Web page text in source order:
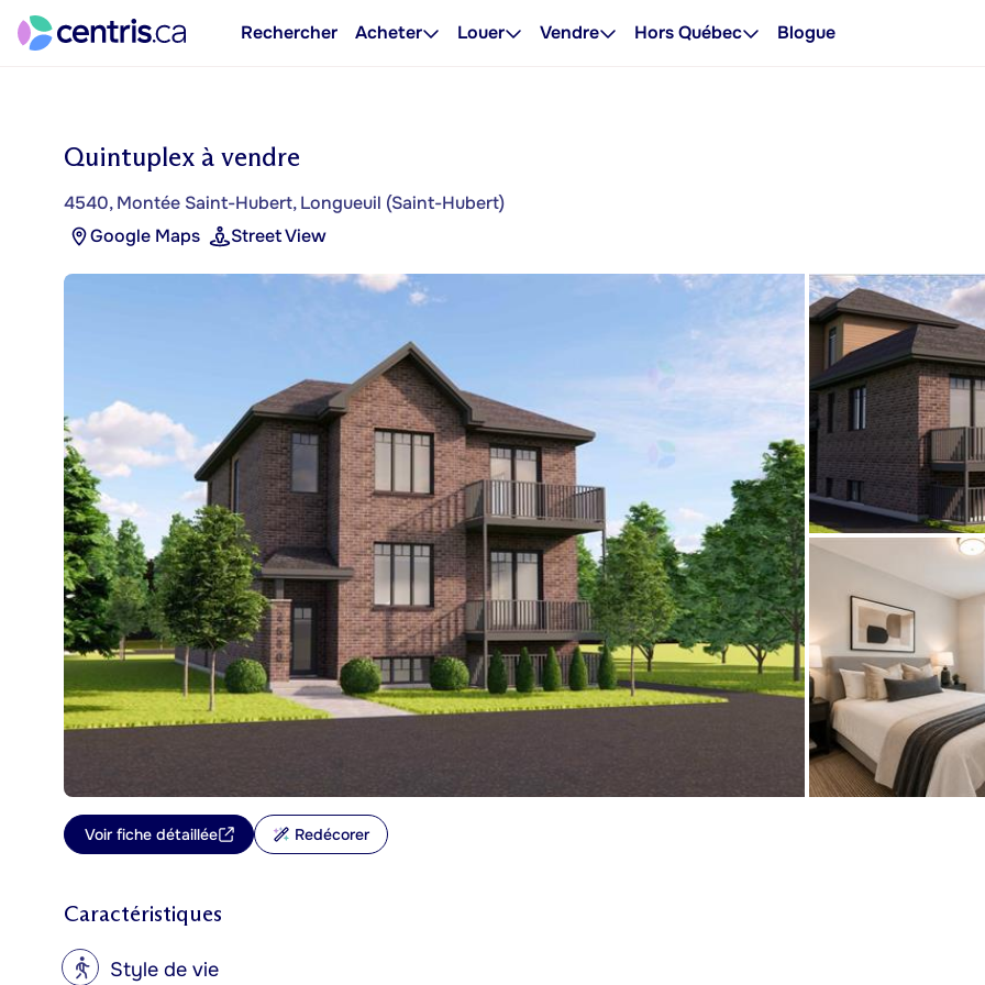
Rechercher Acheter Louer Vendre Hors Québec Blogue
Quintuplex à vendre
4540, Montée Saint-Hubert, Longueuil (Saint-Hubert)
Google Maps
Street View
Voir fiche détaillée Redécorer
Caractéristiques
? Style de vie